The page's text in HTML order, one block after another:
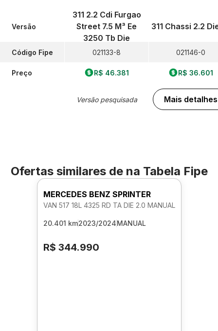
Versão
Código Fipe
Preço
311 2.2 Cdi Furgao
Street 7.5 M³ Ee
3250 Tb Die
021133-8
R$ 46.381
Versão pesquisada
311 Chassi 2.2
021146-0
R$ 36.601
Mais detalhes
Ofertas similares de na Tabela Fipe
MERCEDES BENZ SPRINTER
VAN 517 18L 4325 RD TA DIE 2.0 MANUAL
20.401 km2023/2024MANUAL
R$ 344.990